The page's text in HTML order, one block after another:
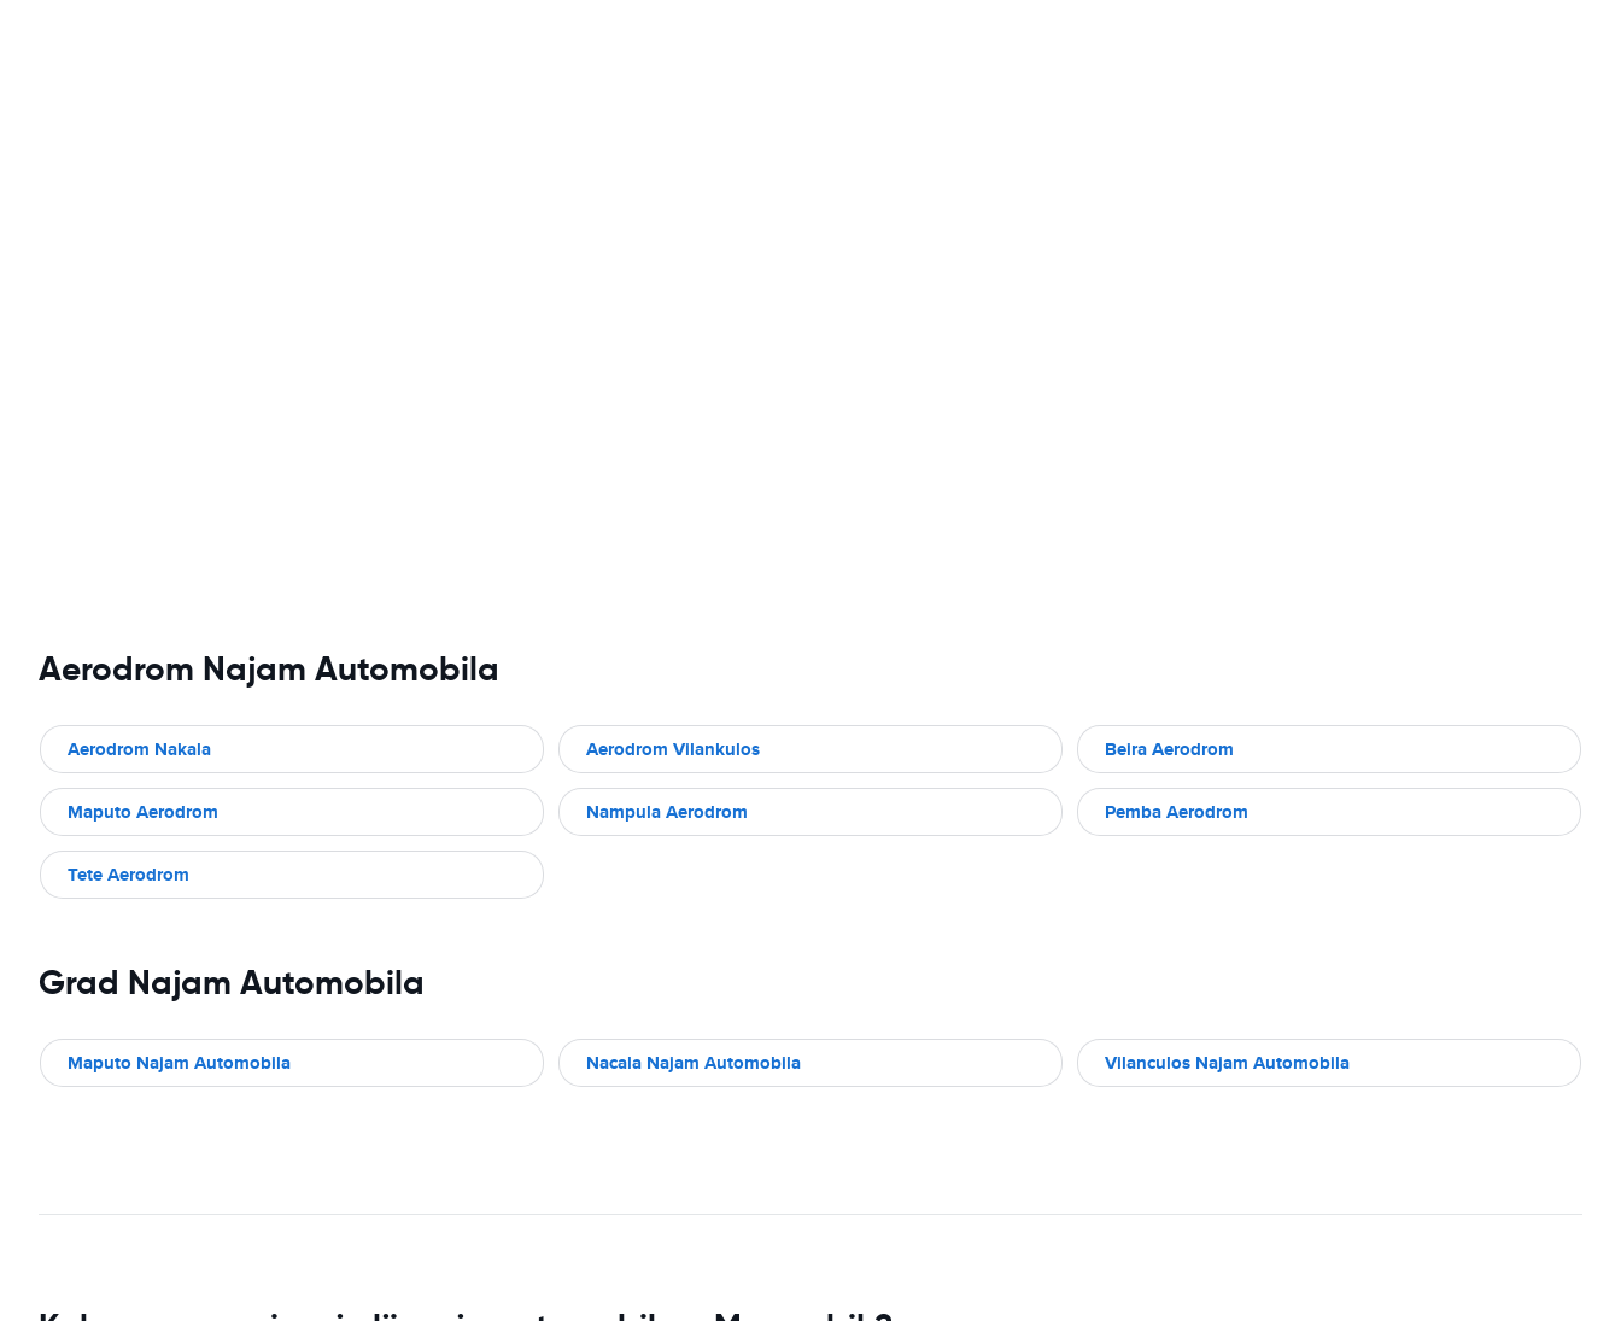
Aerodrom Najam Automobila
Aerodrom Nakala Aerodrom Vilankulos Beira Aerodrom
Maputo Aerodrom Nampula Aerodrom Pemba Aerodrom
Tete Aerodrom
Grad Najam Automobila
Maputo Najam Automobila Nacala Najam Automobila Vilanculos Najam Automobila